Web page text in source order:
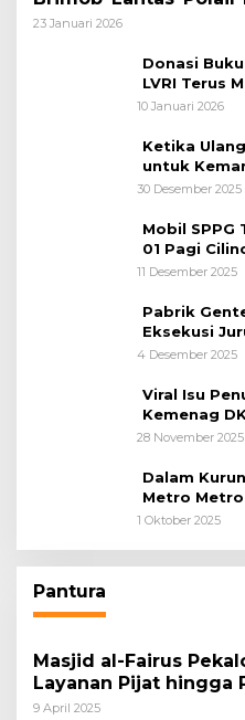
Polri Siagakan
23 Januari 2026
Donasi
LVRI Terus
10 Januari 2026
Ketika
untuk
30 Desember 2025
Mobil SPPG
01 Pagi
11 Desember 2025
Pabrik
Eksekusi
Tangerang,
4 Desember 2025
Viral Isu
Kemenag
28 November 2025
Dalam
Metro Metro
1 Oktober 2025
Pantura
Masjid al-Fairus
Layanan Pijat hingga
bagi Pemudik Lebaran
9 April 2025